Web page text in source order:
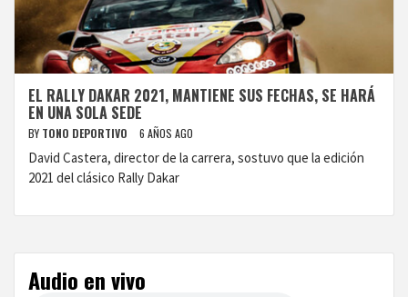
EL RALLY DAKAR 2021, MANTIENE SUS FECHAS, SE HARÁ
EN UNA SOLA SEDE
BY TONO DEPORTIVO 6 AÑOS AGO
David Castera, director de la carrera, sostuvo que la edición
2021 del clásico Rally Dakar
Audio en vivo